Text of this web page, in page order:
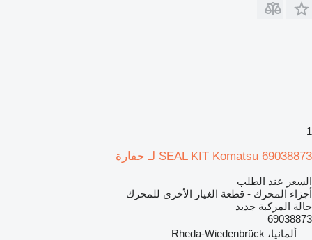
1
SEAL KIT Komatsu 69038873 لـ حفارة
السعر عند الطلب
أجزاء المحرك - قطعة الغيار الأخرى للمحرك
حالة المركبة جديد
69038873
ألمانيا، Rheda-Wiedenbrück